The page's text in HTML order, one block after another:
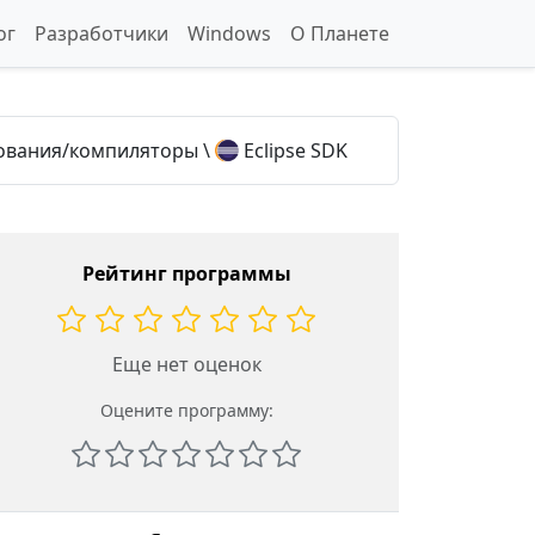
Разработчики Windows О Планете
компиляторы \ Eclipse SDK
Рейтинг программы
Еще нет оценок
Оцените программу: